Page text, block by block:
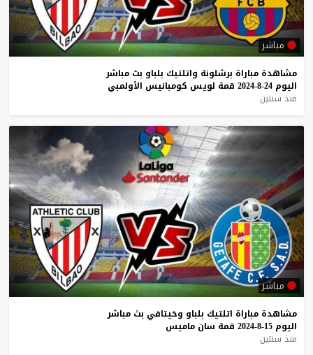
مباشر
مشاهدة مباراة برشلونة واتلتيك بلباو بث مباشر
اليوم 24-8-2024 قمة لويس كومبانيس الأولمبي
منذ سنتين
مباشر
مشاهدة مباراة اتلتيك بلباو وخيتافي بث مباشر
اليوم 15-8-2024 قمة سان ماميس
منذ سنتين